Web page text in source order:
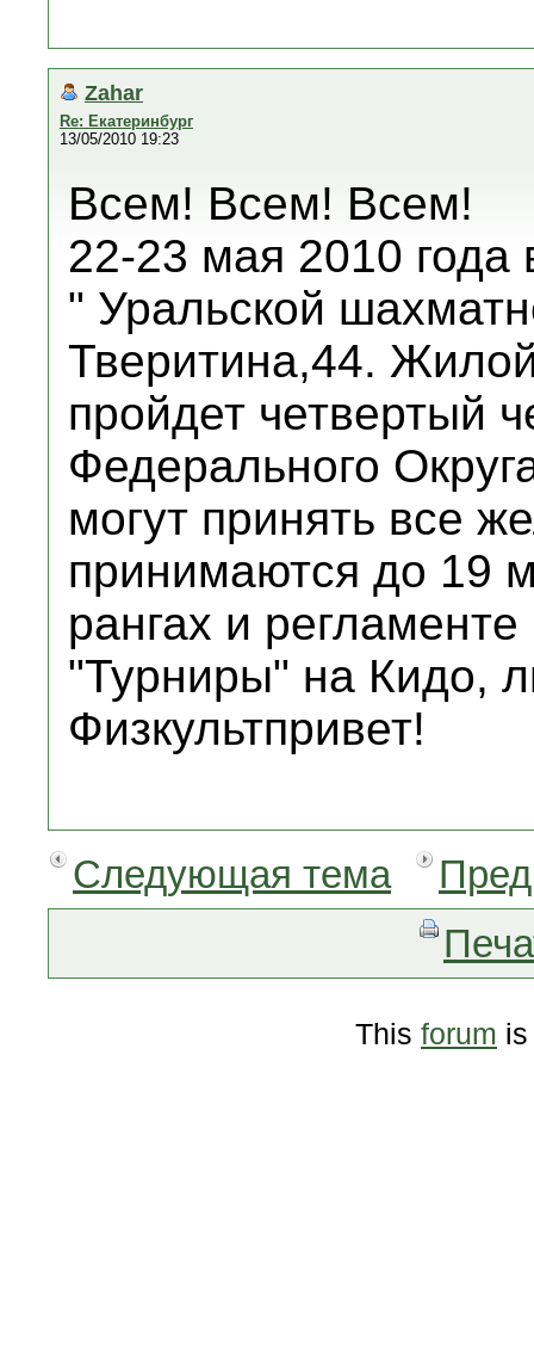
Zahar
Re: Екатеринбург
13/05/2010 19:23
Всем! Всем! Всем!
22-23 мая 2010 года
" Уральской
Тверитина,44.
пройдет четвертый
Федерального
могут принять все
принимаются до 19
рангах и
"Турниры" на Кидо,
Физкультпривет!
Следующая тема
This forum